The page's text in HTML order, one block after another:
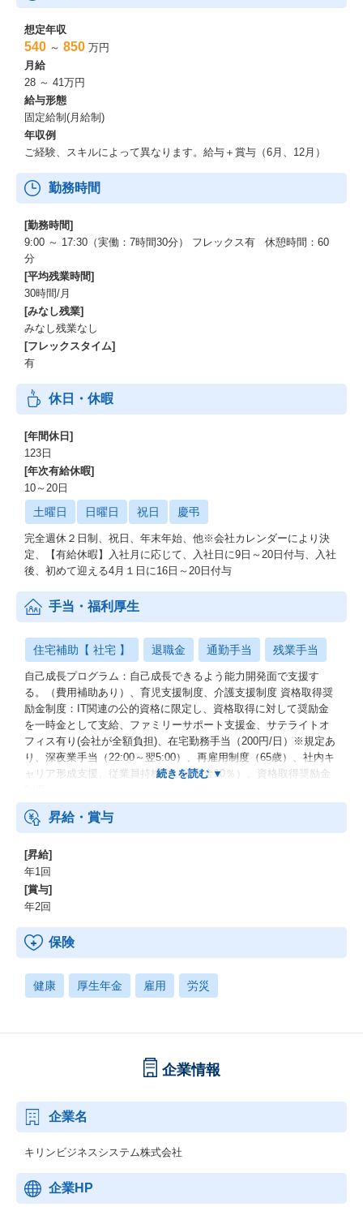
想定年収
540 ～ 850 万円
月給
28 ～ 41万円
給与形態
固定給制(月給制)
年収例
ご経験、スキルによって異なります。給与＋賞与（6月、12月）
勤務時間
[勤務時間]
9:00 ～ 17:30（実働：7時間30分） フレックス有 休憩時間：60
分
[平均残業時間]
30時間/月
[みなし残業]
みなし残業なし
[フレックスタイム]
有
休日・休暇
[年間休日]
123日
[年次有給休暇]
10～20日
土曜日 日曜日 祝日 慶弔
完全週休２日制、祝日、年末年始、他※会社カレンダーにより決
定、【有給休暇】入社月に応じて、入社日に9日～20日付与、入社
後、初めて迎える4月１日に16日～20日付与
手当・福利厚生
住宅補助【 社宅 】 退職金 通勤手当 残業手当
自己成長プログラム：自己成長できるよう能力開発面で支援す
る。（費用補助あり）、育児支援制度、介護支援制度 資格取得奨
励金制度：IT関連の公的資格に限定し、資格取得に対して奨励金
を一時金として支給、ファミリーサポート支援金、サテライトオ
フィス有り(会社が全額負担)、在宅勤務手当（200円/日）※規定あ
り、深夜業手当（22:00～翌5:00）、再雇用制度（65歳）、社内キ
ャリア形成支援、従業員持株会（奨励金10％）、資格取得奨励金
昇給・賞与
[昇給]
年1回
[賞与]
年2回
保険
健康 厚生年金 雇用 労災
企業情報
企業名
キリンビジネスシステム株式会社
企業HP